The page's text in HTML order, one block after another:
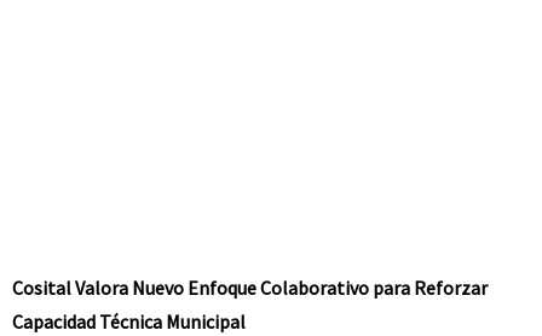
Cosital Valora Nuevo Enfoque Colaborativo para Reforzar
Capacidad Técnica Municipal